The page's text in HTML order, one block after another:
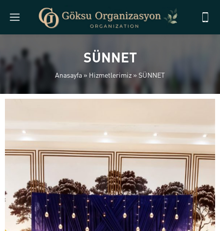
SÜNNET
Anasayfa» Hizmetlerimiz » SÜNNET